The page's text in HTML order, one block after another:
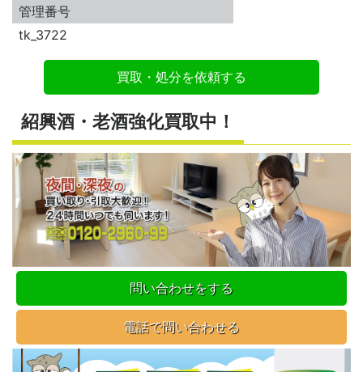
管理番号
tk_3722
買取・処分を依頼する
紹興酒・老酒強化買取中！
問い合わせをする
電話で問い合わせる